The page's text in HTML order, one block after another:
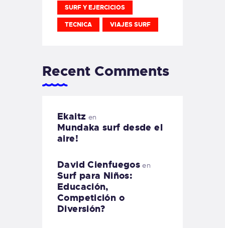
SURF Y EJERCICIOS
TECNICA VIAJES SURF
Recent Comments
Ekaitz en
Mundaka surf desde el
aire!
David Cienfuegos en
Surf para Niños:
Educación,
Competición o
Diversión?